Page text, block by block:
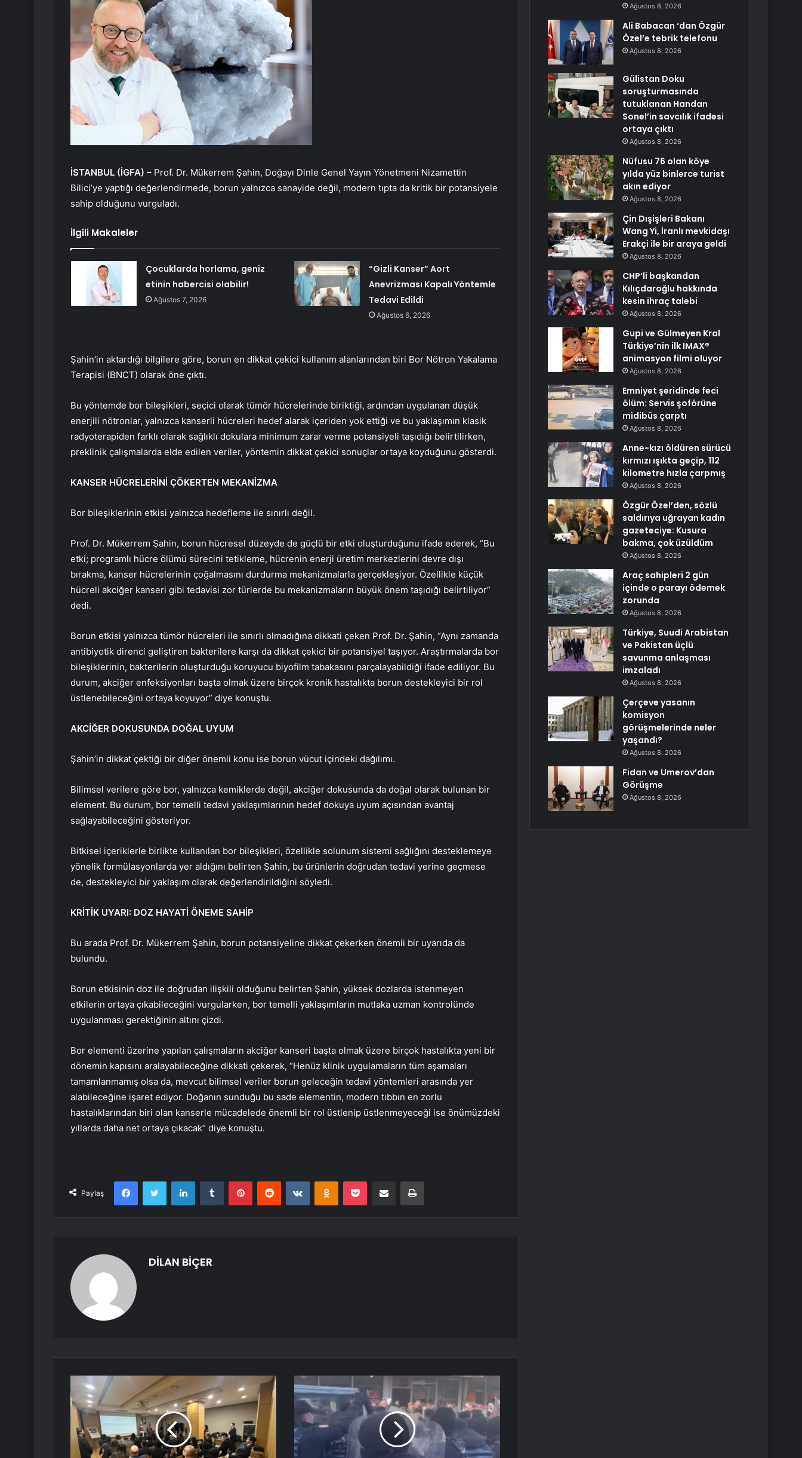
İSTANBUL (İGFA) – Prof. Dr. Mükerrem Şahin, Doğayı Dinle Genel Yayın Yönetmeni Nizamettin
Bilici’ye yaptığı değerlendirmede, borun yalnızca sanayide değil, modern tıpta da kritik bir potansiyele
sahip olduğunu vurguladı.
İlgili Makaleler
Çocuklarda horlama, geniz
etinin habercisi olabilir!
Ağustos 7, 2026
“Gizli Kanser” Aort
Anevrizması Kapalı Yöntemle
Tedavi Edildi
Ağustos 6, 2026
Şahin’in aktardığı bilgilere göre, borun en dikkat çekici kullanım alanlarından biri Bor Nötron Yakalama
Terapisi (BNCT) olarak öne çıktı.
Bu yöntemde bor bileşikleri, seçici olarak tümör hücrelerinde biriktiği, ardından uygulanan düşük
enerjili nötronlar, yalnızca kanserli hücreleri hedef alarak içeriden yok ettiği ve bu yaklaşımın klasik
radyoterapiden farklı olarak sağlıklı dokulara minimum zarar verme potansiyeli taşıdığı belirtilirken,
preklinik çalışmalarda elde edilen veriler, yöntemin dikkat çekici sonuçlar ortaya koyduğunu gösterdi.
KANSER HÜCRELERİNİ ÇÖKERTEN MEKANİZMA
Bor bileşiklerinin etkisi yalnızca hedefleme ile sınırlı değil.
Prof. Dr. Mükerrem Şahin, borun hücresel düzeyde de güçlü bir etki oluşturduğunu ifade ederek, “Bu
etki; programlı hücre ölümü sürecini tetikleme, hücrenin enerji üretim merkezlerini devre dışı
bırakma, kanser hücrelerinin çoğalmasını durdurma mekanizmalarla gerçekleşiyor. Özellikle küçük
hücreli akciğer kanseri gibi tedavisi zor türlerde bu mekanizmaların büyük önem taşıdığı belirtiliyor”
dedi.
Borun etkisi yalnızca tümör hücreleri ile sınırlı olmadığına dikkati çeken Prof. Dr. Şahin, “Aynı zamanda
antibiyotik direnci geliştiren bakterilere karşı da dikkat çekici bir potansiyel taşıyor. Araştırmalarda bor
bileşiklerinin, bakterilerin oluşturduğu koruyucu biyofilm tabakasını parçalayabildiği ifade ediliyor. Bu
durum, akciğer enfeksiyonları başta olmak üzere birçok kronik hastalıkta borun destekleyici bir rol
üstlenebileceğini ortaya koyuyor” diye konuştu.
AKCİĞER DOKUSUNDA DOĞAL UYUM
Şahin’in dikkat çektiği bir diğer önemli konu ise borun vücut içindeki dağılımı.
Bilimsel verilere göre bor, yalnızca kemiklerde değil, akciğer dokusunda da doğal olarak bulunan bir
element. Bu durum, bor temelli tedavi yaklaşımlarının hedef dokuya uyum açısından avantaj
sağlayabileceğini gösteriyor.
Bitkisel içeriklerle birlikte kullanılan bor bileşikleri, özellikle solunum sistemi sağlığını desteklemeye
yönelik formülasyonlarda yer aldığını belirten Şahin, bu ürünlerin doğrudan tedavi yerine geçmese
de, destekleyici bir yaklaşım olarak değerlendirildiğini söyledi.
KRİTİK UYARI: DOZ HAYATİ ÖNEME SAHİP
Bu arada Prof. Dr. Mükerrem Şahin, borun potansiyeline dikkat çekerken önemli bir uyarıda da
bulundu.
Borun etkisinin doz ile doğrudan ilişkili olduğunu belirten Şahin, yüksek dozlarda istenmeyen
etkilerin ortaya çıkabileceğini vurgularken, bor temelli yaklaşımların mutlaka uzman kontrolünde
uygulanması gerektiğinin altını çizdi.
Bor elementi üzerine yapılan çalışmaların akciğer kanseri başta olmak üzere birçok hastalıkta yeni bir
dönemin kapısını aralayabileceğine dikkati çekerek, “Henüz klinik uygulamaların tüm aşamaları
tamamlanmamış olsa da, mevcut bilimsel veriler borun geleceğin tedavi yöntemleri arasında yer
alabileceğine işaret ediyor. Doğanın sunduğu bu sade elementin, modern tıbbın en zorlu
hastalıklarından biri olan kanserle mücadelede önemli bir rol üstlenip üstlenmeyeceği ise önümüzdeki
yıllarda daha net ortaya çıkacak” diye konuştu.
Paylaş
FacebookTwitter LinkedInTumblr PinterestReddit VKontakteOdnoklassniki
Pocket E-Posta ile paylaş Yazdır
DİLAN BİÇER
Ağustos 8, 2026
Ali Babacan ‘dan Özgür
Özel’e tebrik telefonu
Ağustos 8, 2026
Gülistan Doku
soruşturmasında
tutuklanan Handan
Sonel’in savcılık ifadesi
ortaya çıktı
Ağustos 8, 2026
Nüfusu 76 olan köye
yılda yüz binlerce turist
akın ediyor
Ağustos 8, 2026
Çin Dışişleri Bakanı
Wang Yi, İranlı mevkidaşı
Erakçi ile bir araya geldi
Ağustos 8, 2026
CHP’li başkandan
Kılıçdaroğlu hakkında
kesin ihraç talebi
Ağustos 8, 2026
Gupi ve Gülmeyen Kral
Türkiye’nin ilk IMAX®
animasyon filmi oluyor
Ağustos 8, 2026
Emniyet şeridinde feci
ölüm: Servis şoförüne
midibüs çarptı
Ağustos 8, 2026
Anne-kızı öldüren sürücü
kırmızı ışıkta geçip, 112
kilometre hızla çarpmış
Ağustos 8, 2026
Özgür Özel’den, sözlü
saldırıya uğrayan kadın
gazeteciye: Kusura
bakma, çok üzüldüm
Ağustos 8, 2026
Araç sahipleri 2 gün
içinde o parayı ödemek
zorunda
Ağustos 8, 2026
Türkiye, Suudi Arabistan
ve Pakistan üçlü
savunma anlaşması
imzaladı
Ağustos 8, 2026
Çerçeve yasanın
komisyon
görüşmelerinde neler
yaşandı?
Ağustos 8, 2026
Fidan ve Umerov’dan
Görüşme
Ağustos 8, 2026